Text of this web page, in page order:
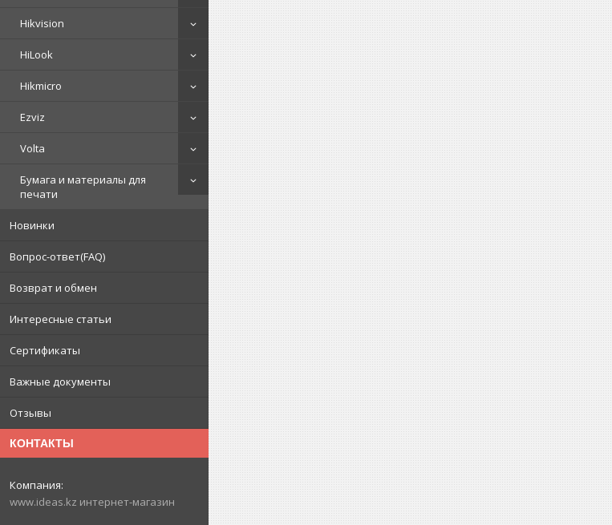
Hikvision
HiLook
Hikmicro
Ezviz
Volta
Бумага и материалы для
печати
Новинки
Вопрос-ответ(FAQ)
Возврат и обмен
Интересные статьи
Сертификаты
Важные документы
Отзывы
КОНТАКТЫ
www.ideas.kz интернет-магазин